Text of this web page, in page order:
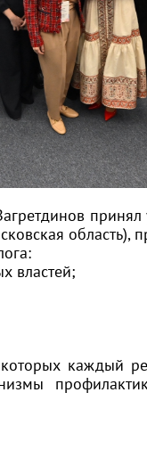
область),
властей;
каждый